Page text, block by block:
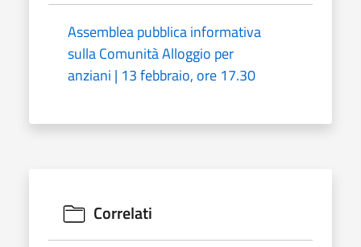
Assemblea pubblica informativa
sulla Comunità Alloggio per
anziani | 13 febbraio, ore 17.30
Correlati